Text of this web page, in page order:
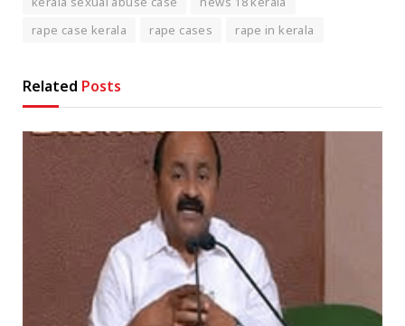
rape case kerala
rape cases rape in kerala
Related Posts